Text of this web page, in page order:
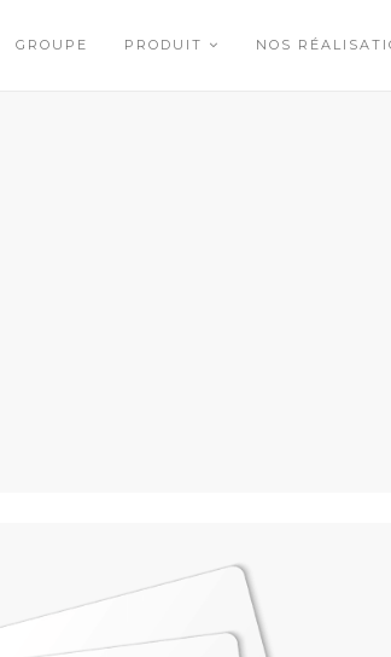
GROUPE PRODUIT NOS